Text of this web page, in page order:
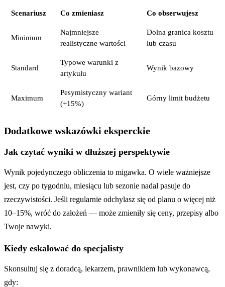
Scenariusz Co zmieniasz Co obserwujesz
Minimum
Najmniejsze
realistyczne wartości
Dolna granica kosztu
lub czasu
Standard
Typowe warunki z
artykułu
Wynik bazowy
Maximum
Pesymistyczny wariant
(+15%)
Górny limit budżetu
Dodatkowe wskazówki eksperckie
Jak czytać wyniki w dłuższej perspektywie
Wynik pojedynczego obliczenia to migawka. O wiele ważniejsze
jest, czy po tygodniu, miesiącu lub sezonie nadal pasuje do
rzeczywistości. Jeśli regularnie odchylasz się od planu o więcej niż
10–15%, wróć do założeń — może zmieniły się ceny, przepisy albo
Twoje nawyki.
Kiedy eskalować do specjalisty
Skonsultuj się z doradcą, lekarzem, prawnikiem lub wykonawcą,
gdy: